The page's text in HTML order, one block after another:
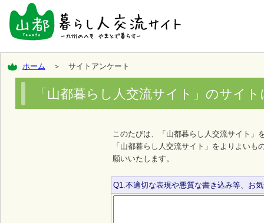
ホーム ＞ サイトアンケート
「山都暮らし人交流サイト」のサイ
このたびは、「山都暮らし人交流サイト」
「山都暮らし人交流サイト」をよりよい
願いいたします。
Q1.不適切な表現や悪質な書き込み等、お